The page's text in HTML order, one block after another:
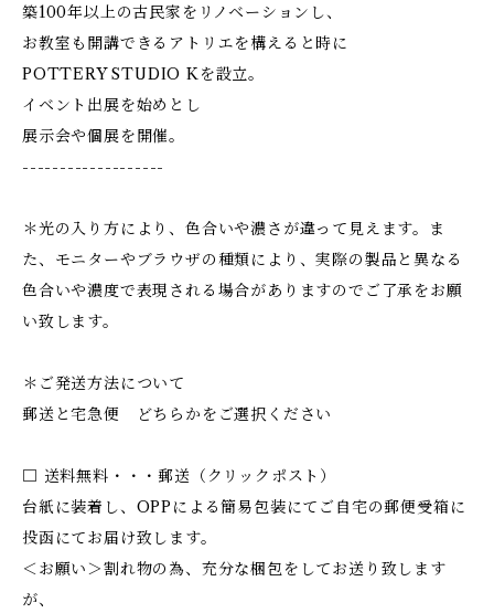
築100年以上の古民家をリノベーションし、
お教室も開講できるアトリエを構えると時に
POTTERY STUDIO Kを設立。
イベント出展を始めとし
展示会や個展を開催。
-------------------
＊光の入り方により、色合いや濃さが違って見えます。ま
た、モニターやブラウザの種類により、実際の製品と異なる
色合いや濃度で表現される場合がありますのでご了承をお願
い致します。
＊ご発送方法について
郵送と宅急便 どちらかをご選択ください
□ 送料無料・・・郵送（クリックポスト）
台紙に装着し、OPPによる簡易包装にてご自宅の郵便受箱に
投函にてお届け致します。
＜お願い＞割れ物の為、充分な梱包をしてお送り致します
が、